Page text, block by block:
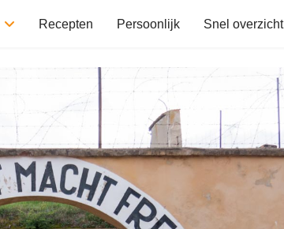
Recepten Persoonlijk Snel overzicht